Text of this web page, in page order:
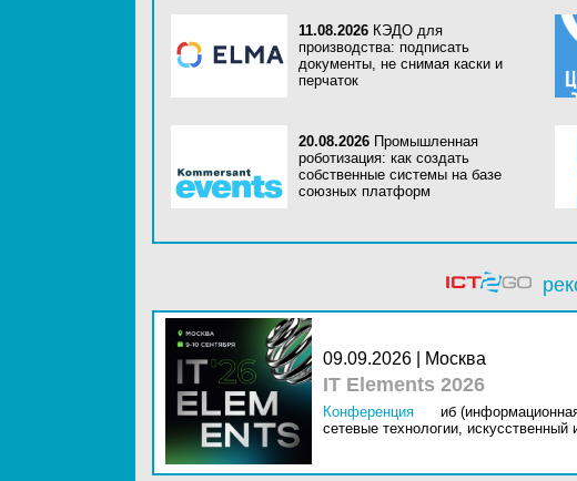
11.08.2026 КЭДО для
производства: подписать
документы, не снимая каски и
перчаток
20.08.2026 Промышленная
роботизация: как создать
собственные системы на базе
союзных платформ
09.09.2026 | Москва
IT Elements 2026
Конференция иб
сетевые технологии, искусственный